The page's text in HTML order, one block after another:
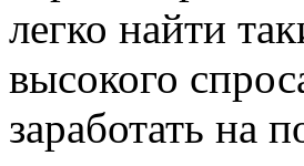
легко найти
высокого
заработать на